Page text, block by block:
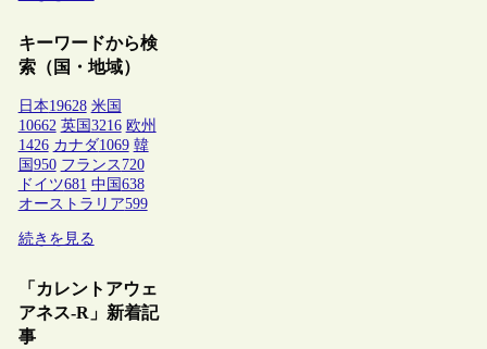
キーワードから検
索（国・地域）
日本19628 米国
10662 英国 3216 欧州
1426 カナダ1069 韓
国 950 フランス 720
ドイツ681 中国 638
オーストラリア599
続きを見る
「カレントアウェ
アネス-R」新着記
事